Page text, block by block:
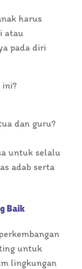
harus
atau
pada diri
ini?
dan guru?
untuk selalu
adab serta
Baik
untuk
lingkungan